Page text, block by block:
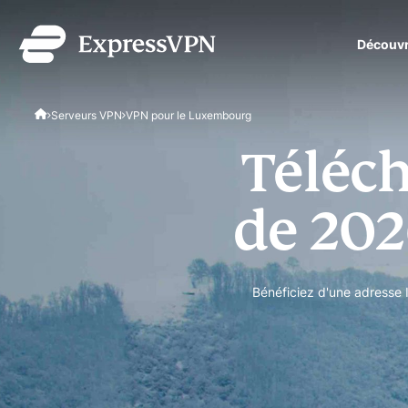
simple à gérer, conçu
Serveurs VPN VPN pour le Luxembourg
de
Bénéficiez d'une adresse